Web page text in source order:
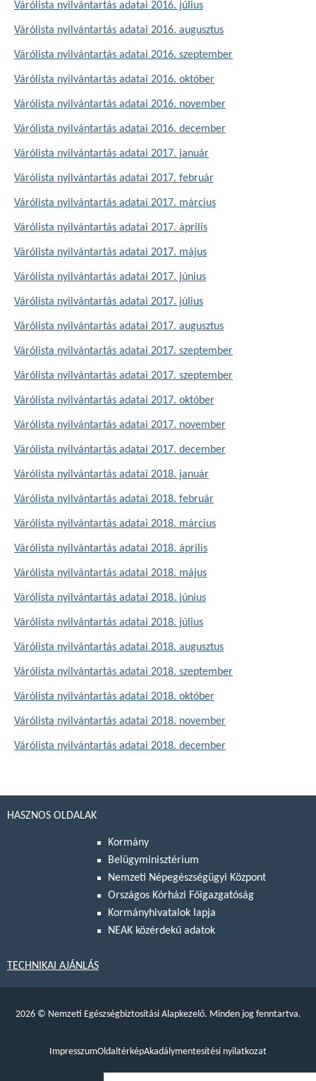
Várólista nyilvántartás adatai 2016. július
Várólista nyilvántartás adatai 2016. augusztus
Várólista nyilvántartás adatai 2016. szeptember
Várólista nyilvántartás adatai 2016. október
Várólista nyilvántartás adatai 2016. november
Várólista nyilvántartás adatai 2016. december
Várólista nyilvántartás adatai 2017. január
Várólista nyilvántartás adatai 2017. február
Várólista nyilvántartás adatai 2017. március
Várólista nyilvántartás adatai 2017. április
Várólista nyilvántartás adatai 2017. május
Várólista nyilvántartás adatai 2017. június
Várólista nyilvántartás adatai 2017. július
Várólista nyilvántartás adatai 2017. augusztus
Várólista nyilvántartás adatai 2017. szeptember
Várólista nyilvántartás adatai 2017. szeptember
Várólista nyilvántartás adatai 2017. október
Várólista nyilvántartás adatai 2017. november
Várólista nyilvántartás adatai 2017. december
Várólista nyilvántartás adatai 2018. január
Várólista nyilvántartás adatai 2018. február
Várólista nyilvántartás adatai 2018. március
Várólista nyilvántartás adatai 2018. április
Várólista nyilvántartás adatai 2018. május
Várólista nyilvántartás adatai 2018. június
Várólista nyilvántartás adatai 2018. július
Várólista nyilvántartás adatai 2018. augusztus
Várólista nyilvántartás adatai 2018. szeptember
Várólista nyilvántartás adatai 2018. október
Várólista nyilvántartás adatai 2018. november
Várólista nyilvántartás adatai 2018. december
HASZNOS OLDALAK
Kormány
Belügyminisztérium
Nemzeti Népegészségügyi Központ
Országos Kórházi Főigazgatóság
Kormányhivatalok lapja
NEAK közérdekű adatok
TECHNIKAI AJÁNLÁS
2026 © Nemzeti Egészségbiztosítási Alapkezelő. Minden jog fenntartva.
ImpresszumOldaltérképAkadálymentesítési nyilatkozat